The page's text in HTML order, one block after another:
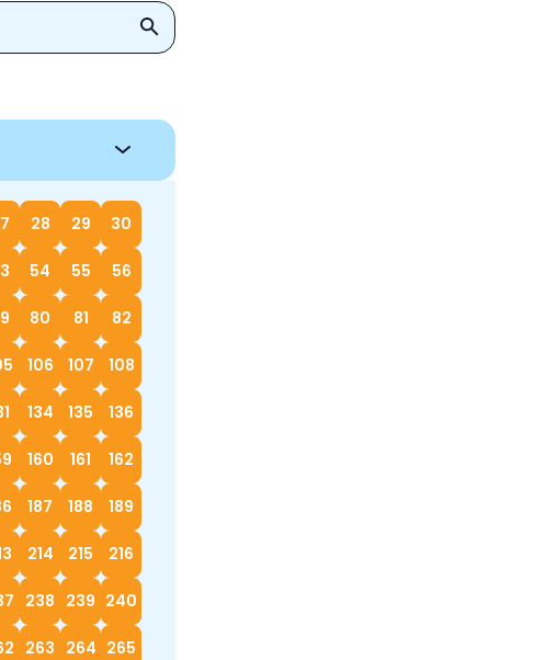
28 29 30
54 55 56
80 81 82
106 107 108
134 135 136
160 161 162
187 188 189
214 215 216
238 239 240
263 264 265